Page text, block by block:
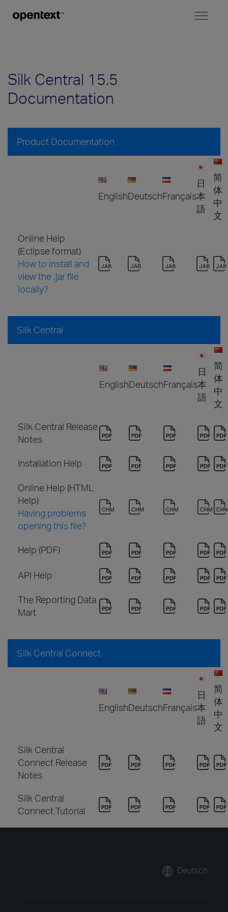
Silk Central 15.5
Documentation
Product Documentation
EnglishDeutschFrançais
日
本
語
简
体
中
文
Online Help
(Eclipse format)
How to install and
view the .jar file
locally?
Silk Central
EnglishDeutschFrançais
日
本
語
简
体
中
文
Silk Central Release
Notes
Installation Help
Online Help (HTML
Help)
Having problems
opening this file?
Help (PDF)
API Help
The Reporting Data
Mart
Silk Central Connect
EnglishDeutschFrançais
日
本
語
简
体
中
文
Silk Central
Connect Release
Notes
Silk Central
Connect Tutorial
Deutsch